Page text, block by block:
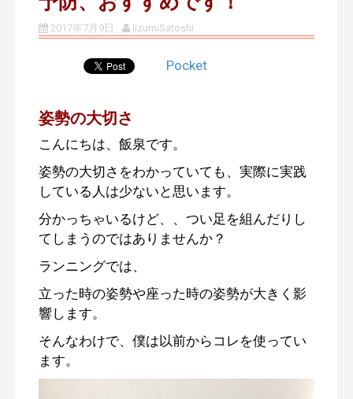
2017年7月9日 IizumiSatoshi
Pocket
姿勢の大切さ
こんにちは、飯泉です。
姿勢の大切さをわかっていても、実際に実践
している人は少ないと思います。
分かっちゃいるけど、、つい足を組んだりし
てしまうのではありませんか？
ランニングでは、
立った時の姿勢や座った時の姿勢が大きく影
響します。
そんなわけで、僕は以前からコレを使ってい
ます。